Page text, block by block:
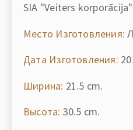
SIA "Veiters korporācija"
Место Изготовления:
Дата Изготовления:
Ширина: 21.5 cm.
Высота: 30.5 cm.